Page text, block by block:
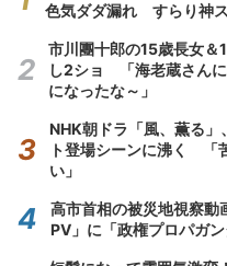
色気ダダ漏れ すらり神
市川團十郎の15歳長女＆
し2ショ 「海老蔵さん
になったな～」
NHK朝ドラ「風、薫る」
ト登場シーンに沸く 「
い」
高市首相の被災地視察
PV」に「政権プロパガ